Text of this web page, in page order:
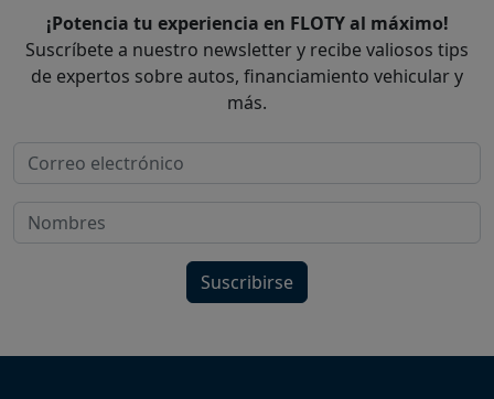
¡Potencia tu experiencia en FLOTY al máximo!
Suscríbete a nuestro newsletter y recibe valiosos tips
de expertos sobre autos, financiamiento vehicular y
más.
Suscribirse